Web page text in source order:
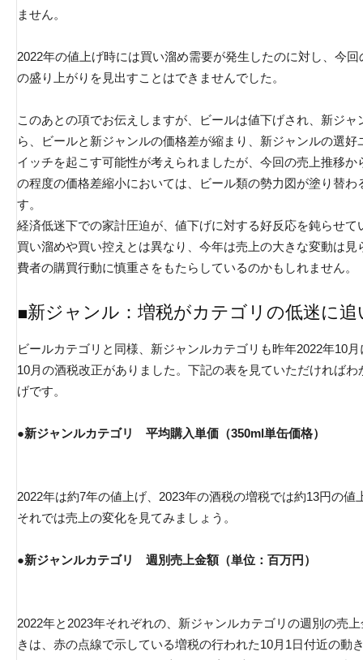
ません。
2022年の値上げ時には買い溜め需要が発生したのに対し、今
の盛り上がりを見出すことはできませんでした。
このあとの項でお伝えしますが、ビールは値下げされ、新ジ
ら、ビールと新ジャンルの価格差が縮まり、新ジャンルの選
イッチを起こす可能性が考えられましたが、今回の売上推移
の程度の価格差縮小においては、ビール類の勢力図が塗り替
す。
経済低迷下での家計圧迫が、値下げに対する好反応を鈍らせ
買い溜めや買い控えとは異なり、今年は売上の大きな変動は
費者の購買行動に慎重さをもたらしているのかもしれません。
■新ジャンル：増税がカテゴリの低迷に
ビールカテゴリと同様、新ジャンルカテゴリも昨年2022年10
10月の酒税改正がありました。下記の表を見ていただければ
げです。
●新ジャンルカテゴリ 平均購入単価（350ml単缶価格）
2022年は約7年の値上げ、2023年の酒税の増税では約13円の値
それでは売上の変化を見てみましょう。
●新ジャンルカテゴリ 週別売上金額（単位：百万円）
2022年と2023年それぞれの、新ジャンルカテゴリの週別の売
きは、赤の点線で示している増税の行われた10月1日付近の動